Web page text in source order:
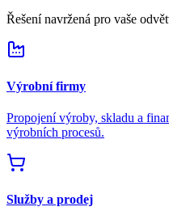
Řešení navržená pro vaše
Výrobní firmy
Propojení výroby, skladu a
výrobních procesů.
Služby a prodej